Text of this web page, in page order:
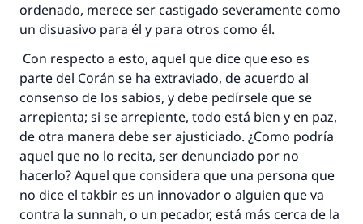
ordenado, merece ser castigado severamente como
un disuasivo para él y para otros como él.
Con respecto a esto, aquel que dice que eso es
parte del Corán se ha extraviado, de acuerdo al
consenso de los sabios, y debe pedírsele que se
arrepienta; si se arrepiente, todo está bien y en paz,
de otra manera debe ser ajusticiado. ¿Como podría
aquel que no lo recita, ser denunciado por no
hacerlo? Aquel que considera que una persona que
no dice el takbir es un innovador o alguien que va
contra la sunnah, o un pecador, está más cerca de la